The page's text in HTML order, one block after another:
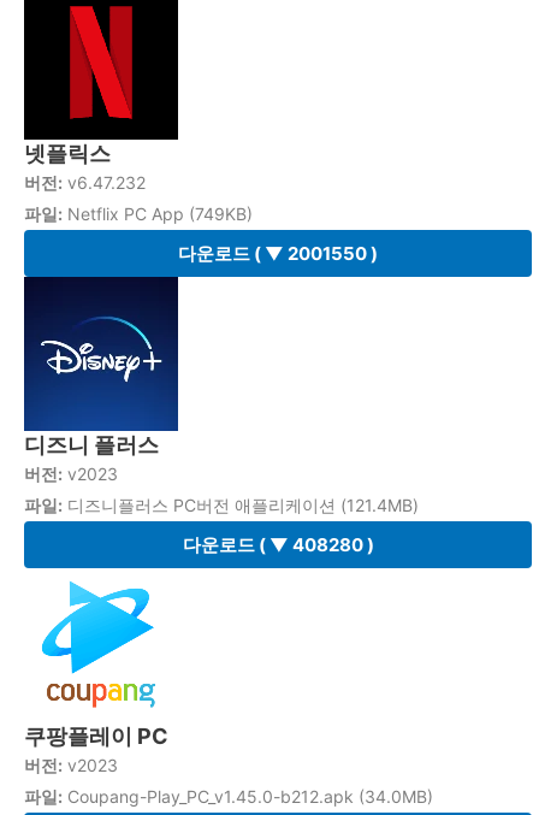
넷플릭스
버전: v6.47.232
파일: Netflix PC App (749KB)
다운로드 ( ▼ 2001550 )
디즈니 플러스
버전: v2023
파일: 디즈니플러스 PC버전 애플리케이션 (121.4MB)
다운로드( ▼ 408280 )
쿠팡플레이 PC
버전: v2023
파일: Coupang-Play_PC_v1.45.0-b212.apk (34.0MB)